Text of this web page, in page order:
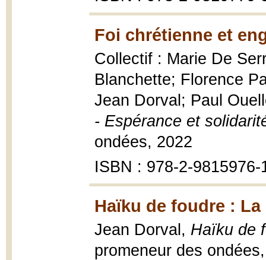
Foi chrétienne et
Collectif : Marie De
Blanchette; Florence
Jean Dorval; Paul
- Espérance et
ondées, 2022
ISBN : 978-2-9815976-
Haïku de foudre :
Jean Dorval, Haïku de
promeneur des